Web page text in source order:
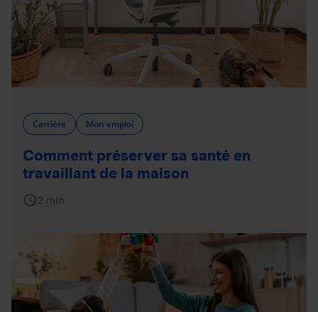
Carrière Mon emploi
Comment préserver sa santé en
travaillant de la maison
schedule2 min